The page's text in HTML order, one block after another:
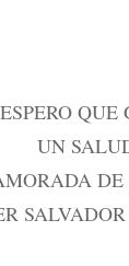
ESPERO QUE
UN